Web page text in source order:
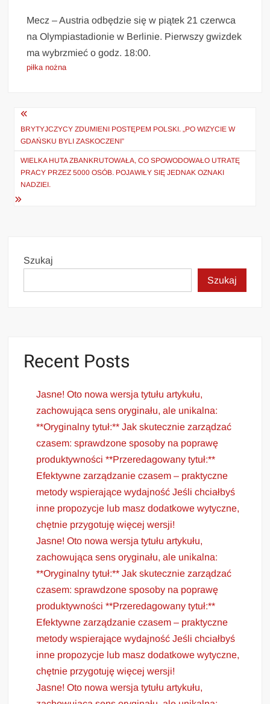
Mecz – Austria odbędzie się w piątek 21 czerwca
na Olympiastadionie w Berlinie. Pierwszy gwizdek
ma wybrzmieć o godz. 18:00.
piłka nożna
Nawigacja
wpisu
BRYTYJCZYCY ZDUMIENI POSTĘPEM POLSKI. „PO WIZYCIE W
GDAŃSKU BYLI ZASKOCZENI”
WIELKA HUTA ZBANKRUTOWAŁA, CO SPOWODOWAŁO UTRATĘ
PRACY PRZEZ 5000 OSÓB. POJAWIŁY SIĘ JEDNAK OZNAKI
NADZIEI.
Szukaj
Szukaj
Recent Posts
Jasne! Oto nowa wersja tytułu artykułu,
zachowująca sens oryginału, ale unikalna:
**Oryginalny tytuł:** Jak skutecznie zarządzać
czasem: sprawdzone sposoby na poprawę
produktywności **Przeredagowany tytuł:**
Efektywne zarządzanie czasem – praktyczne
metody wspierające wydajność Jeśli chciałbyś
inne propozycje lub masz dodatkowe wytyczne,
chętnie przygotuję więcej wersji!
Jasne! Oto nowa wersja tytułu artykułu,
zachowująca sens oryginału, ale unikalna:
**Oryginalny tytuł:** Jak skutecznie zarządzać
czasem: sprawdzone sposoby na poprawę
produktywności **Przeredagowany tytuł:**
Efektywne zarządzanie czasem – praktyczne
metody wspierające wydajność Jeśli chciałbyś
inne propozycje lub masz dodatkowe wytyczne,
chętnie przygotuję więcej wersji!
Jasne! Oto nowa wersja tytułu artykułu,